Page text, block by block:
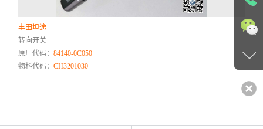
丰田坦途
转向开关
原厂代码：84140-0C050
物料代码：CH3201030